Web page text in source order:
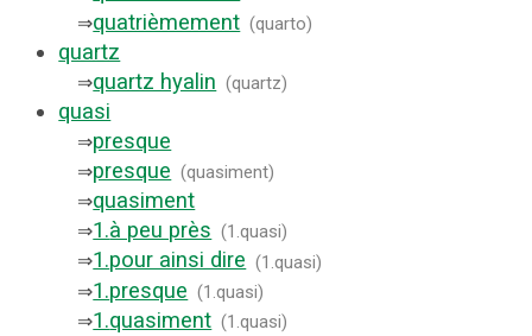
⇒quatrièmement (quarto)
quartz
⇒quartz hyalin (quartz)
quasi
⇒presque
⇒presque (quasiment)
⇒quasiment
⇒1.à peu près (1.quasi)
⇒1.pour ainsi dire (1.quasi)
⇒1.presque (1.quasi)
⇒1.quasiment (1.quasi)